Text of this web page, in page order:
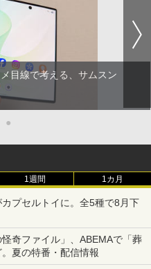
目線で考える、サムスン
●
1週間 1カ月
プセルトイに。全5種で8月下
奇ファイル」、ABEMAで「葬
夏の特番・配信情報